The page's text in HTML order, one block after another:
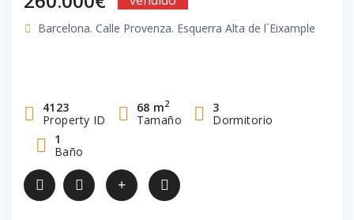
Barcelona. Calle Provenza. Esquerra Alta de l´Eixample
4123
Property ID
68 m2
Tamaño
3
Dormitorio
1
Baño